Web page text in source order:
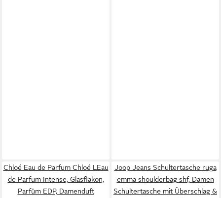
Chloé Eau de Parfum Chloé LEau
de Parfum Intense, Glasflakon,
Parfüm EDP, Damenduft
Joop Jeans Schultertasche ruga
emma shoulderbag shf, Damen
Schultertasche mit Überschlag &